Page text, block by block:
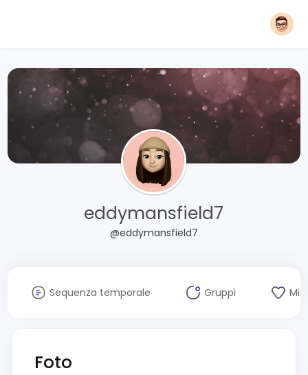
eddymansfield7
@eddymansfield7
Sequenza temporale Gruppi Mi
Foto